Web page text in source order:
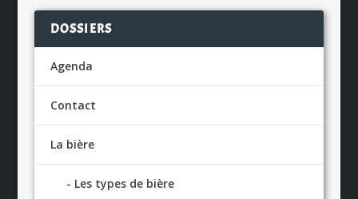
DOSSIERS
Agenda
Contact
La bière
Les types de bière